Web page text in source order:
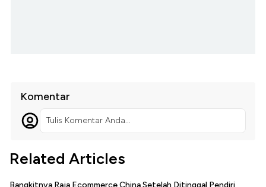
Komentar
Tulis Komentar Anda...
Related Articles